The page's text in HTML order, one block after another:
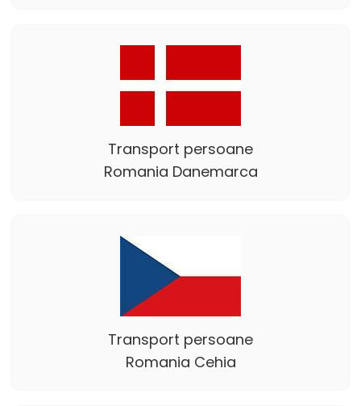
Transport persoane
Romania Danemarca
Transport persoane
Romania Cehia